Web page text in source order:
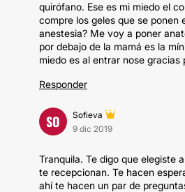
quirófano. Ese es mi miedo el
compre los geles que se ponen
anestesia? Me voy a poner
por debajo de la mamá es la
miedo es al entrar nose
Responder
SO
Sofieva
9 dic 2019
Tranquila. Te digo que elegiste
te recepcionan. Te hacen
ahí te hacen un par de